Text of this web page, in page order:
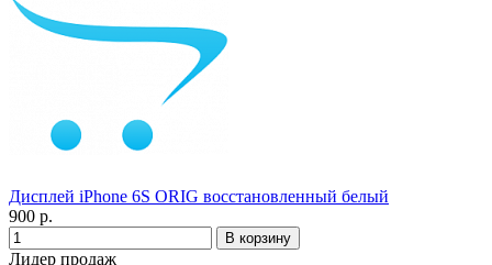
Дисплей iPhone 6S ORIG восстановленный белый
900 р.
Лидер продаж